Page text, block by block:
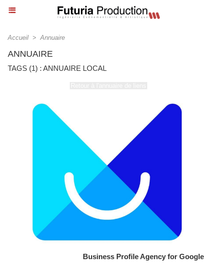
Accueil > Annuaire
ANNUAIRE
TAGS (1) : ANNUAIRE LOCAL
Business Profile Agency for Google